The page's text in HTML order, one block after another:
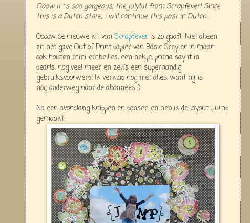
Ooow it´s soo gorgeous, the julykit from Scrapfever! Since
this is a Dutch store, i will continue this post in Dutch..
Oooow de nieuwe kit vanScrapfeveris zo gaaf!! Niet alleen
zit het gave Out of Print papier van Basic Grey er in maar
ook houten mini-embellies, een hekje, prima say it in
pearls, nog veel meer en zelfs een superhandig
gebruiksvoorwerp! Ik verklap nog niet alles, want hij is
nog onderweg naar de abonnees ;)
Na een avondlang knippen en ponsen en heb ik de layout Jump
gemaakt: